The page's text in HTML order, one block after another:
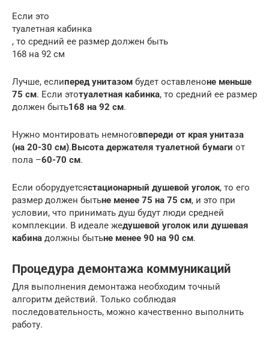
Если это
туалетная кабинка
, то средний ее размер должен быть
168 на 92 см
Лучше, еслиперед унитазом будет оставленоне меньше
75 см. Если этотуалетная кабинка, то средний ее размер
должен быть168 на 92 см.
Нужно монтировать немноговпереди от края унитаза
(на 20-30 см).Высота держателя туалетной бумаги от
пола –60-70 см.
Если оборудуетсястационарный душевой уголок, то его
размер должен бытьне менее 75 на 75 см, и это при
условии, что принимать душ будут люди средней
комплекции. В идеале жедушевой уголок или душевая
кабина должны бытьне менее 90 на 90 см.
Процедура демонтажа коммуникаций
Для выполнения демонтажа необходим точный
алгоритм действий. Только соблюдая
последовательность, можно качественно выполнить
работу.